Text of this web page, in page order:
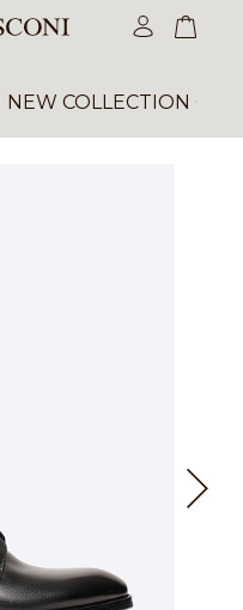
NEW COLLECTION